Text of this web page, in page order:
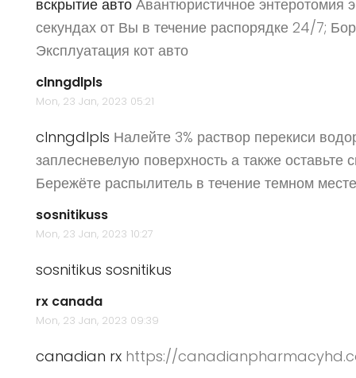
вскрытие авто Авантюристичное энтеротомия
секундах от Вы в течение распорядке 24/7;
Эксплуатация кот авто
clnngdlpls
Mon, 23 Jan, 2023 05:21
clnngdlpls Налейте 3% раствор перекиси
заплесневелую поверхность а также оставьте
Бережёте распылитель в течение темном
sosnitikuss
Mon, 23 Jan, 2023 10:27
sosnitikus sosnitikus
rx canada
Mon, 23 Jan, 2023 09:39
canadian rx https://